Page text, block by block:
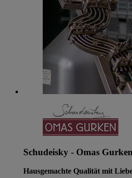
Schudeisky - Omas Gurken
Hausgemachte Qualität mit